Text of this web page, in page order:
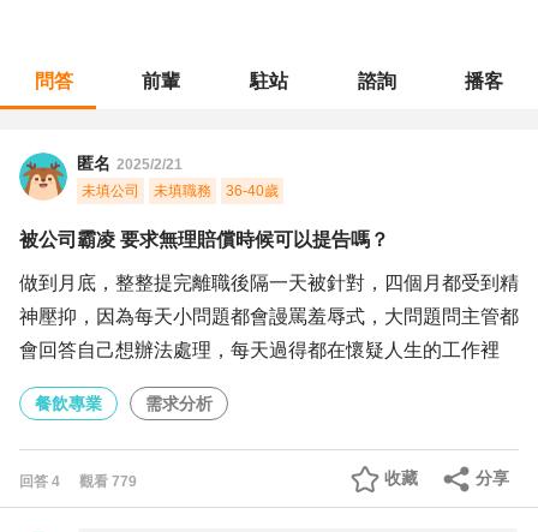
問答 前輩 駐站 諮詢 播客
匿名 2025/2/21
未填公司
未填職務 36-40歲
被公司霸凌 要求無理賠償時候可以提告嗎？
做到月底，整整提完離職後隔一天被針對，四個月都受到精
神壓抑，因為每天小問題都會謾罵羞辱式，大問題問主管都
會回答自己想辦法處理，每天過得都在懷疑人生的工作裡
餐飲專業 需求分析
回答 4 觀看 779 分享
收藏